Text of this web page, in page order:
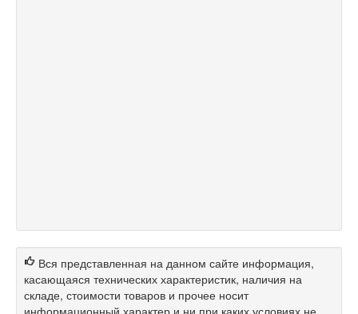
Вся представленная на данном сайте информация,
касающаяся технических характеристик, наличия на
складе, стоимости товаров и прочее носит
информационный характер и ни при каких условиях не